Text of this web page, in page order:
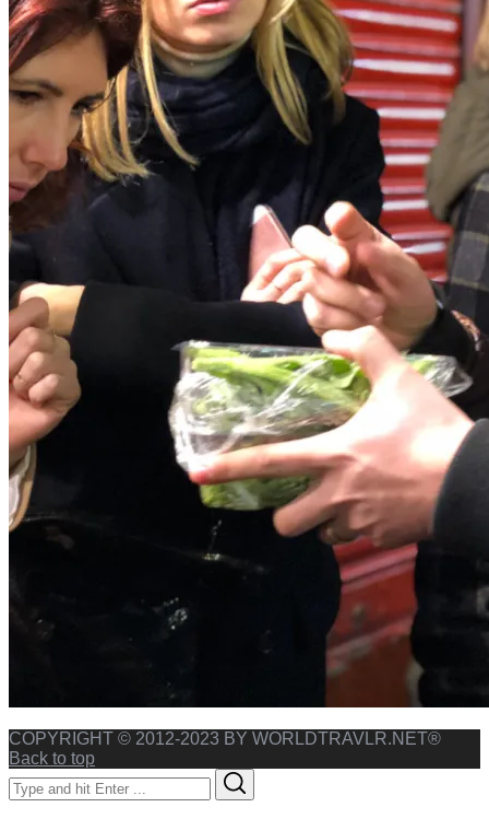
COPYRIGHT © 2012-2023 BY WORLDTRAVLR.NET®
Back to top
Search
for: